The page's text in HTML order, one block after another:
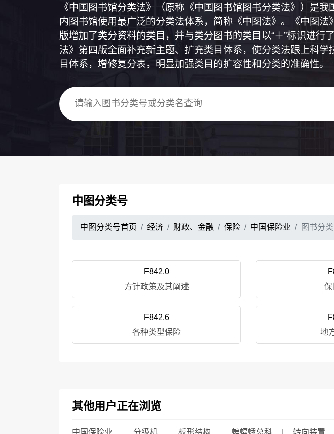
《中国图书馆分类法》（原称《中国图书馆图书分类法》）是
内图书馆使用最广泛的分类法体系，简称《中图法》。《中图
版增加了类分资料的类目，并与类分图书的类目以“＋”标识进
法》第四版全面补充新主题、扩充类目体系，使分类法跟上科
目体系，增修复分表，明显加强类目的扩容性和分类的准确性。
中图分类号
中图分类号首页 经济 财政、金融 保险 中国保险业 图书分类
F842.0
方针政策及其阐述
保
F842.6
各种类型保险
地
其他用户正在浏览
中国保险业 分级机 板形结构 蝙蝠蛾总科 转向装置